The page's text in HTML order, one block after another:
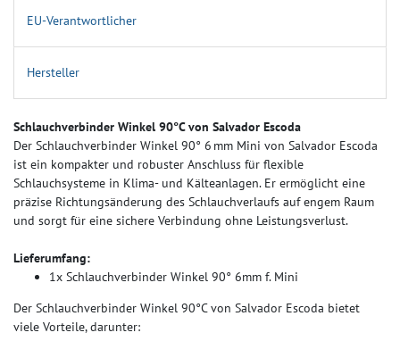
EU-Verantwortlicher
Hersteller
Schlauchverbinder Winkel 90°C von Salvador Escoda
Der Schlauchverbinder Winkel 90° 6 mm Mini von Salvador Escoda
ist ein kompakter und robuster Anschluss für flexible
Schlauchsysteme in Klima- und Kälteanlagen. Er ermöglicht eine
präzise Richtungsänderung des Schlauchverlaufs auf engem Raum
und sorgt für eine sichere Verbindung ohne Leistungsverlust.
Lieferumfang:
1x Schlauchverbinder Winkel 90° 6mm f. Mini
Der Schlauchverbinder Winkel 90°C von Salvador Escoda bietet
viele Vorteile, darunter: